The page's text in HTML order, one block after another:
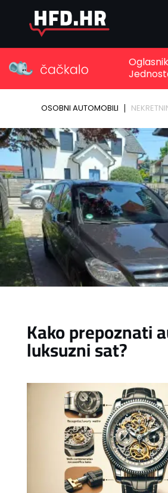
Kako prepoznati
luksuzni sat?